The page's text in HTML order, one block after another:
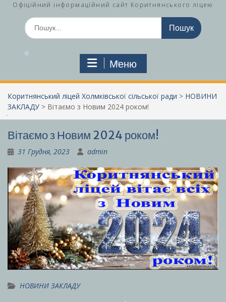
Офіційний інформаційний сайт Коритнянського ліцею
Шукати:
Меню
Коритнянський ліцей Холмківської сільської ради > НОВИНИ
ЗАКЛАДУ > Вітаємо з Новим 2024 роком!
Вітаємо з Новим 2024 роком!
31 Грудня, 2023 admin
НОВИНИ ЗАКЛАДУ